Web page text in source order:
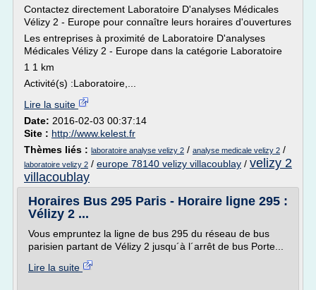
Contactez directement Laboratoire D'analyses Médicales
Vélizy 2 - Europe pour connaître leurs horaires d'ouvertures
Les entreprises à proximité de Laboratoire D'analyses
Médicales Vélizy 2 - Europe dans la catégorie Laboratoire
1 1 km
Activité(s) :Laboratoire,...
Lire la suite
Date: 2016-02-03 00:37:14
Site : http://www.kelest.fr
Thèmes liés : laboratoire analyse velizy 2 / analyse medicale velizy 2 /
laboratoire velizy 2 / europe 78140 velizy villacoublay / velizy 2
villacoublay
Horaires Bus 295 Paris - Horaire ligne 295 :
Vélizy 2 ...
Vous empruntez la ligne de bus 295 du réseau de bus
parisien partant de Vélizy 2 jusqu´à l´arrêt de bus Porte...
Lire la suite